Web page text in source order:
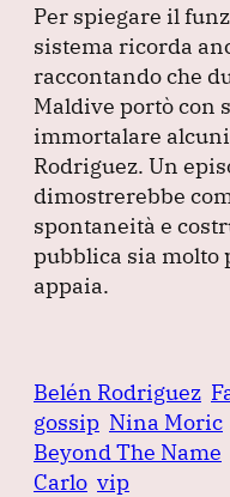
Per spiegare il
sistema ricorda
raccontando che
Maldive portò con
immortalare
Rodriguez. Un
dimostrerebbe
spontaneità e
pubblica sia molto
appaia.
Belén Rodriguez
gossip Nina Moric
Beyond The Name
Carlo vip